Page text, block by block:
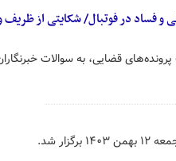
فساد در فوتبال/ شکایتی از
قضایی، به سوالات
شد.